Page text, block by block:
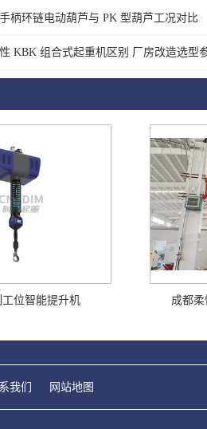
柄环链电动葫芦与 PK 型葫芦工况对比
KBK 组合式起重机区别 厂房改造选型
位智能提升机 成都
我们 网站地图